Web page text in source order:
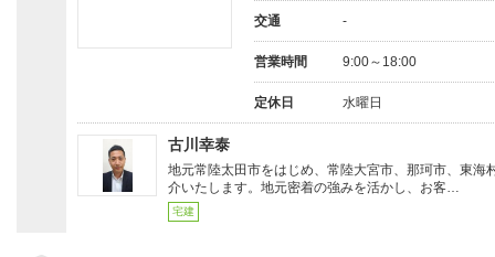
交通 -
営業時間 9:00～18:00
定休日 水曜日
古川幸泰
地元常陸太田市をはじめ、常陸大宮市、那珂市、東海
介いたします。地元密着の強みを活かし、お客…
宅建